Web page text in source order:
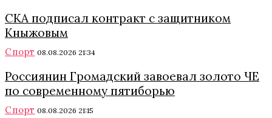
СКА подписал контракт с защитником
Кныжовым
Спорт 08.08.2026 21:34
Россиянин Громадский завоевал золото ЧЕ
по современному пятиборью
Спорт 08.08.2026 21:15